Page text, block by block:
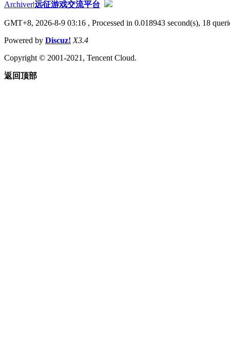
Archiver|远征游戏交流平台
GMT+8, 2026-8-9 03:16 , Processed in 0.018943 second(s), 18
Powered by Discuz! X3.4
Copyright © 2001-2021, Tencent Cloud.
返回顶部